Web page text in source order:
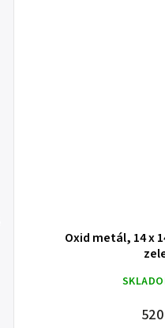
Oxid metál, 14 x